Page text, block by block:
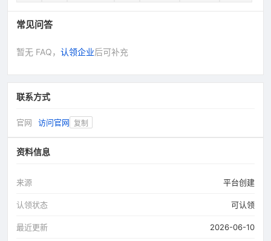
常见问答
暂无 FAQ， 认领企业后可补充
联系方式
官网 访问官网 复制
资料信息
来源 平台创建
认领状态 可认领
最近更新 2026-06-10